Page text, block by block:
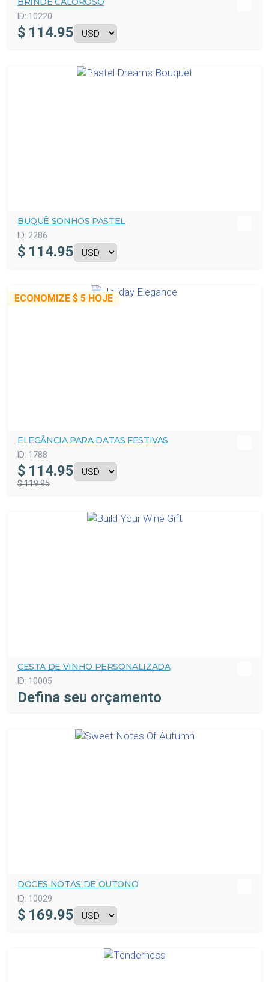
ID: 10220
$ 114.95
BUQUÊ SONHOS PASTEL
ID: 2286
$ 114.95
ECONOMIZE $ 5 HOJE
ELEGÂNCIA PARA DATAS FESTIVAS
ID: 1788
$ 114.95
$ 119.95
CESTA DE VINHO PERSONALIZADA
ID: 10005
Defina seu orçamento
DOCES NOTAS DE OUTONO
ID: 10029
$ 169.95